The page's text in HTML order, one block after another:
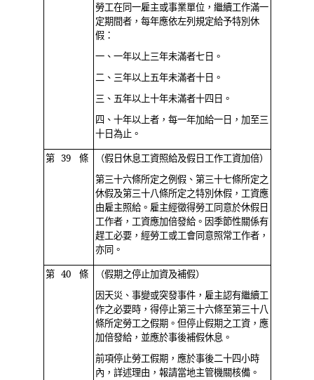
勞工在同一雇主或事業單位，繼續工作滿一
定期間者，每年應依左列規定給予特別休
假：
一、一年以上三年未滿者七日。
二、三年以上五年未滿者十日。
三、五年以上十年未滿者十四日。
四、十年以上者，每一年加給一日，加至三
十日為止。
第 39 條
（假日休息工資照給及假日工作工資加倍）
第三十六條所定之例假、第三十七條所定之
休假及第三十八條所定之特別休假，工資應
由雇主照給。雇主經徵得勞工同意於休假日
工作者，工資應加倍發給。因季節性關係有
趕工必要，經勞工或工會同意照常工作者，
亦同。
第 40 條
（假期之停止加資及補假）
因天災、事變或突發事件，雇主認有繼續工
作之必要時，得停止第三十六條至第三十八
條所定勞工之假期。但停止假期之工資，應
加倍發給，並應於事後補假休息。
前項停止勞工假期，應於事後二十四小時
內，詳述理由，報請當地主管機關核備。